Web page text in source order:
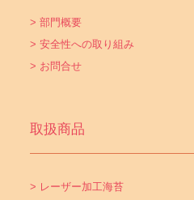
> 部門概要
> 安全性への取り組み
> お問合せ
取扱商品
> レーザー加工海苔